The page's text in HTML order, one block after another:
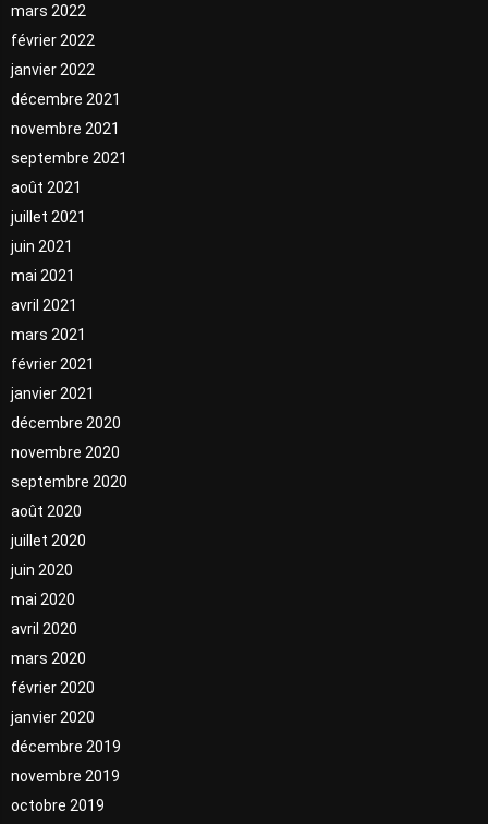
mars 2022
février 2022
janvier 2022
décembre 2021
novembre 2021
septembre 2021
août 2021
juillet 2021
juin 2021
mai 2021
avril 2021
mars 2021
février 2021
janvier 2021
décembre 2020
novembre 2020
septembre 2020
août 2020
juillet 2020
juin 2020
mai 2020
avril 2020
mars 2020
février 2020
janvier 2020
décembre 2019
novembre 2019
octobre 2019